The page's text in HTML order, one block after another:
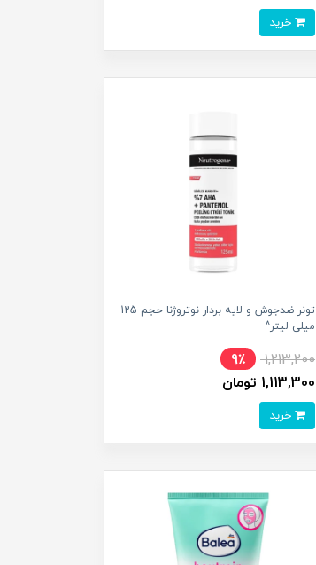
خرید
تونر ضدجوش و لایه بردار نوتروژنا حجم 125
میلی لیتر^
1,213,200
9٪
1,113,300 تومان
خرید